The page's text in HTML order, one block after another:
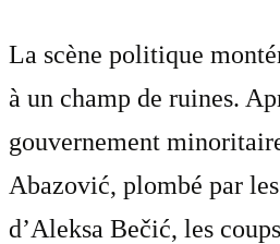
La scène politique
à un champ de ruines.
gouvernement
Abazović, plombé par
d’Aleksa Bečić, les